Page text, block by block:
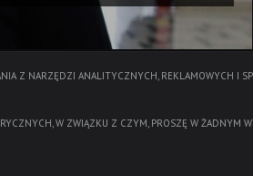
Z NARZĘDZI ANALITYCZNYCH, REKLAMOWYCH I
W ZWIĄZKU Z CZYM, PROSZĘ W ŻADNYM